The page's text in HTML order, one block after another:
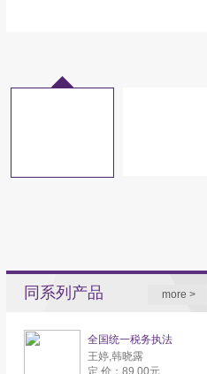
同系列产品 more >
全国统一税务执法
王婷,韩晓露
定 价：89.00元